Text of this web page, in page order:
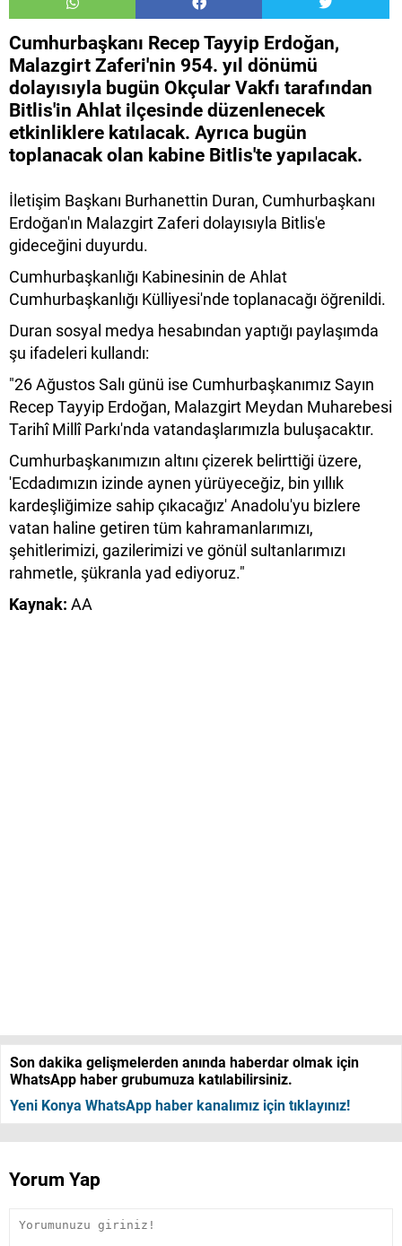
Cumhurbaşkanı Recep Tayyip Erdoğan,
Malazgirt Zaferi'nin 954. yıl dönümü
dolayısıyla bugün Okçular Vakfı tarafından
Bitlis'in Ahlat ilçesinde düzenlenecek
etkinliklere katılacak. Ayrıca bugün
toplanacak olan kabine Bitlis'te yapılacak.
İletişim Başkanı Burhanettin Duran, Cumhurbaşkanı
Erdoğan'ın Malazgirt Zaferi dolayısıyla Bitlis'e
gideceğini duyurdu.
Cumhurbaşkanlığı Kabinesinin de Ahlat
Cumhurbaşkanlığı Külliyesi'nde toplanacağı öğrenildi.
Duran sosyal medya hesabından yaptığı paylaşımda
şu ifadeleri kullandı:
"26 Ağustos Salı günü ise Cumhurbaşkanımız Sayın
Recep Tayyip Erdoğan, Malazgirt Meydan Muharebesi
Tarihî Millî Parkı'nda vatandaşlarımızla buluşacaktır.
Cumhurbaşkanımızın altını çizerek belirttiği üzere,
'Ecdadımızın izinde aynen yürüyeceğiz, bin yıllık
kardeşliğimize sahip çıkacağız' Anadolu'yu bizlere
vatan haline getiren tüm kahramanlarımızı,
şehitlerimizi, gazilerimizi ve gönül sultanlarımızı
rahmetle, şükranla yad ediyoruz."
Kaynak: AA
Son dakika gelişmelerden anında haberdar olmak için
WhatsApp haber grubumuza katılabilirsiniz.
Yeni Konya WhatsApp haber kanalımız için tıklayınız!
Yorum Yap